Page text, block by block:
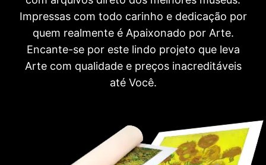
Impressas com todo carinho e dedicação por
quem realmente é Apaixonado por Arte.
Encante-se por este lindo projeto que leva
Arte com qualidade e preços inacreditáveis
até Você.